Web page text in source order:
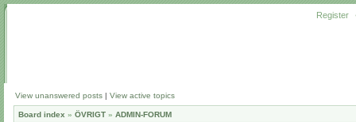
Register
View unanswered posts | View active topics
Board index » ÖVRIGT » ADMIN-FORUM